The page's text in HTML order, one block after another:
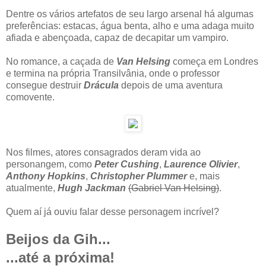
Dentre os vários artefatos de seu largo arsenal há algumas
preferências: estacas, água benta, alho e uma adaga muito
afiada e abençoada, capaz de decapitar um vampiro.
No romance, a caçada de Van Helsing começa em Londres
e termina na própria Transilvânia, onde o professor
consegue destruir Drácula depois de uma aventura
comovente.
Nos filmes, atores consagrados deram vida ao
personangem, como Peter Cushing, Laurence Olivier,
Anthony Hopkins, Christopher Plummere, mais
atualmente, Hugh Jackman (Gabriel Van Helsing).
Quem aí já ouviu falar desse personagem incrível?
Beijos da Gih...
...até a próxima!